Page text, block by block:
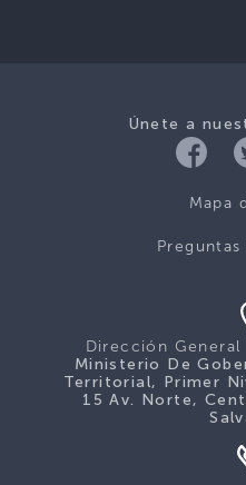
Únete a
Mapa
Dirección
Ministerio De
Territorial, Primer
15 Av. Norte,